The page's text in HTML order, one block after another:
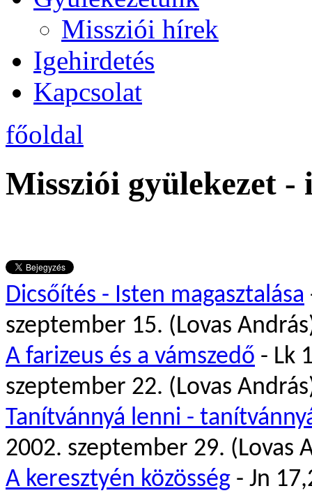
Missziói hírek
Igehirdetés
Kapcsolat
főoldal
Missziói gyülekezet -
Dicsőítés - Isten magasztalása
szeptember 15. (Lovas
A farizeus és a vámszedő - Lk
szeptember 22. (Lovas
Tanítvánnyá lenni -
2002. szeptember 29. (Lovas
A keresztyén közösség - Jn